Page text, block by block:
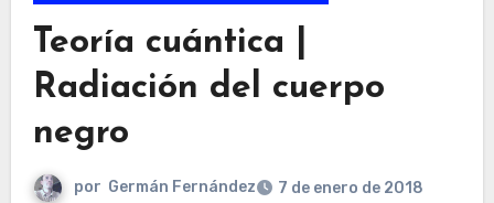
Teoría cuántica |
Radiación del cuerpo
negro
por Germán Fernández 7 de enero de 2018